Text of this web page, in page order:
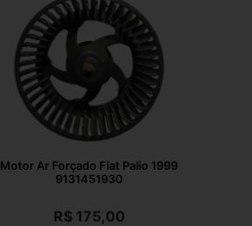
Motor Ar Forçado Fiat Palio 1999
9131451930
R$175,00